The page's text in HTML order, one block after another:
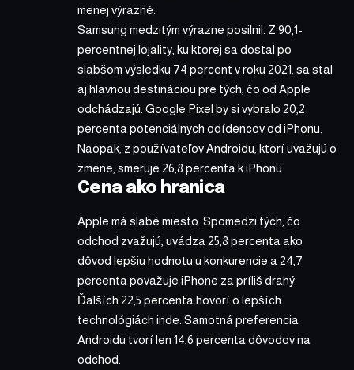
menej výrazné.
Samsung medzitým výrazne posilnil. Z 90,1-
percentnej lojality, ku ktorej sa dostal po
slabšom výsledku 74 percent v roku 2021, sa stal
aj hlavnou destináciou pre tých, čo od Apple
odchádzajú. Google Pixel by si vybralo 20,2
percenta potenciálnych odídencov od iPhonu.
Naopak, z používateľov Androidu, ktorí uvažujú o
zmene, smeruje 26,8 percenta k iPhonu.
Cena ako hranica
Apple má slabé miesto. Spomedzi tých, čo
odchod zvažujú, uvádza 25,8 percenta ako
dôvod lepšiu hodnotu u konkurencie a 24,7
percenta považuje iPhone za príliš drahý.
Ďalších 22,5 percenta hovorí o lepších
technológiách inde. Samotná preferencia
Androidu tvorí len 14,6 percenta dôvodov na
odchod.